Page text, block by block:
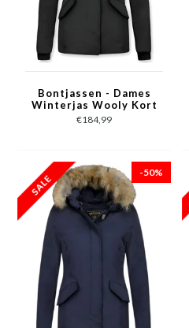
Bontjassen - Dames
Winterjas Wooly Kort
- Kleine Bontkraag -N-
Zwart
€184,99
-50%